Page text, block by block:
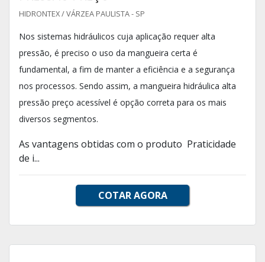
HIDRONTEX / VÁRZEA PAULISTA - SP
Nos sistemas hidráulicos cuja aplicação requer alta
pressão, é preciso o uso da mangueira certa é
fundamental, a fim de manter a eficiência e a segurança
nos processos. Sendo assim, a mangueira hidráulica alta
pressão preço acessível é opção correta para os mais
diversos segmentos.
As vantagens obtidas com o produto Praticidade
de i...
COTAR AGORA